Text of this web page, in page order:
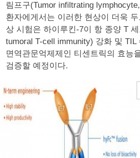
림프구(Tumor infiltrating
환자에게서는 이러한 현상이 더욱
상 시험은 하이루킨-7이 항 종양 T
tumoral T-cell immunity) 강화 및 TIL
면역관문억제제인 티센트릭의 효능
검증할 예정이다.